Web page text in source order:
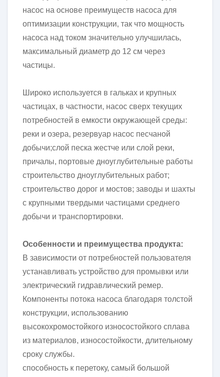
насос на основе преимуществ насоса для
оптимизации конструкции, так что мощность
насоса над током значительно улучшилась,
максимальный диаметр до 12 см через
частицы.
Широко используется в гальках и крупных
частицах, в частности, насос сверх текущих
потребностей в емкости окружающей среды:
реки и озера, резервуар насос песчаной
добычи;слой песка жестче или слой реки,
причалы, портовые дноуглубительные работы
строительство дноуглубительных работ;
строительство дорог и мостов; заводы и шахты
с крупными твердыми частицами среднего
добычи и транспортировки.
Особенности и преимущества продукта:
В зависимости от потребностей пользователя
устанавливать устройство для промывки или
электрический гидравлический ремер.
Компоненты потока насоса благодаря толстой
конструкции, использованию
высокохромостойкого износостойкого сплава
из материалов, износостойкости, длительному
сроку службы.
способность к перетоку, самый большой